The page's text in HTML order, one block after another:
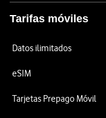
Tarifas móviles
Datos ilimitados
eSIM
Tarjetas Prepago Móvil